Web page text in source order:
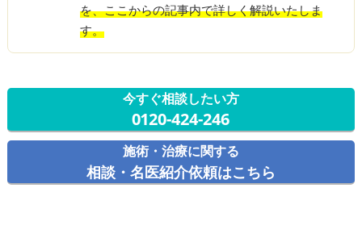
を、ここからの記事内で詳しく解説いたしま
す。
今すぐ相談したい方
0120-424-246
施術・治療に関する
相談・名医紹介依頼はこちら